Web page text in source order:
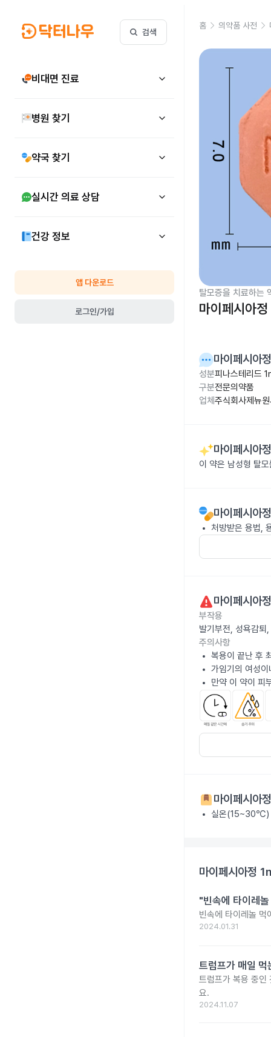
검색
비대면 진료
병원 찾기
약국 찾기
실시간 의료 상담
건강 정보
앱 다운로드
로그인/가입
홈 의약품 사전
탈모증을 치료하는
마이페시아
마이페시아
성분피나스테리드
구분전문의약품
업체 주식회사제뉴
마이페시아
이 약은 남성형 탈
마이페시아
처방받은 용법,
마이페시아
부작용
발기부전, 성욕감퇴
주의사항
복용이 끝난 후
가임기의 여성
만약 이 약이 피
마이페시아
실온(15~30℃)
마이페시아정
"빈속에 타이레
빈속에 타이레놀 먹
2024.01.31
트럼프가 매일
트럼프가 복용 중인
요.
2024.11.07